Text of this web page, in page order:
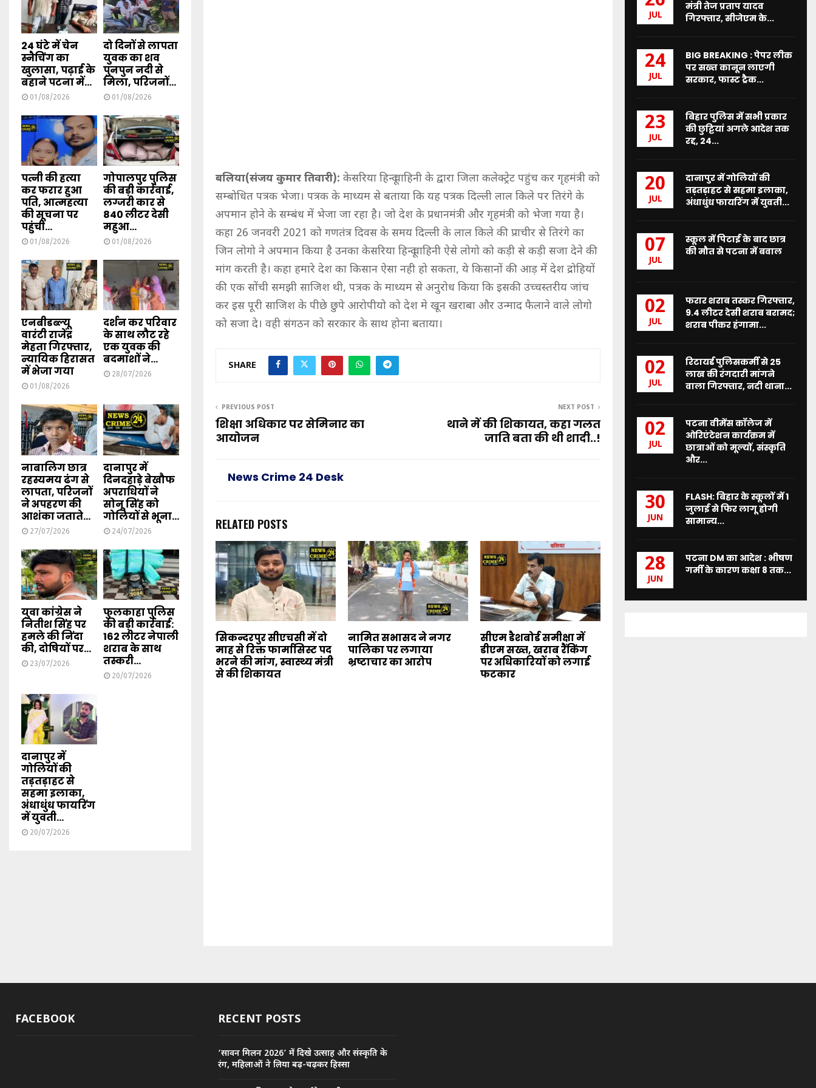
बलिया(संजय कुमार तिवारी): केसरिया हिन्दू वाहिनी के द्वारा जिला कलेक्ट्रेट पहुंच कर गृहमंत्री को
सम्बोधित पत्रक भेजा। पत्रक के माध्यम से बताया कि यह पत्रक दिल्ली लाल किले पर तिरंगे के
अपमान होने के सम्बंध में भेजा जा रहा है। जो देश के प्रधानमंत्री और गृहमंत्री को भेजा गया है।
कहा 26 जनवरी 2021 को गणतंत्र दिवस के समय दिल्ली के लाल किले की प्राचीर से तिरंगे का
जिन लोगो ने अपमान किया है उनका केसरिया हिन्दू वाहिनी ऐसे लोगो को कड़ी से कड़ी सजा देने की
मांग करती है। कहा हमारे देश का किसान ऐसा नही हो सकता, ये किसानों की आड़ में देश द्रोहियों
की एक सोंची समझी साजिश थी, पत्रक के माध्यम से अनुरोध किया कि इसकी उच्चस्तरीय जांच
कर इस पूरी साजिश के पीछे छुपे आरोपीयो को देश मे खून खराबा और उन्माद फैलाने वाले लोगो
को सजा दे। वही संगठन को सरकार के साथ होना बताया।
SHARE
PREVIOUS POST
शिक्षा अधिकार पर सेमिनार का
आयोजन
NEXT POST
थाने में की शिकायत, कहा गलत
जाति बता की थी शादी..!
News Crime 24 Desk
RELATED POSTS
सिकन्दरपुर सीएचसी में दो
माह से रिक्त फार्मासिस्ट पद
भरने की मांग, स्वास्थ्य मंत्री
से की शिकायत
नामित सभासद ने नगर
पालिका पर लगाया
भ्रष्टाचार का आरोप
सीएम डैशबोर्ड समीक्षा में
डीएम सख्त, खराब रैंकिंग
पर अधिकारियों को लगाई
फटकार
24 घंटे में चेन
स्नैचिंग का
खुलासा, पढ़ाई के
बहाने पटना में...
01/08/2026
दो दिनों से लापता
युवक का शव
पुनपुन नदी से
मिला, परिजनों...
01/08/2026
पत्नी की हत्या
कर फरार हुआ
पति, आत्महत्या
की सूचना पर
पहुंची...
01/08/2026
गोपालपुर पुलिस
की बड़ी कार्रवाई,
लग्जरी कार से
840 लीटर देसी
महुआ...
01/08/2026
एनबीडब्ल्यू
वारंटी राजेंद्र
मेहता गिरफ्तार,
न्यायिक हिरासत
में भेजा गया
01/08/2026
दर्शन कर परिवार
के साथ लौट रहे
एक युवक की
बदमाशों ने...
28/07/2026
नाबालिग छात्र
रहस्यमय ढंग से
लापता, परिजनों
ने अपहरण की
आशंका जताते...
27/07/2026
दानापुर में
दिनदहाड़े बेखौफ
अपराधियों ने
सोनू सिंह को
गोलियों से भूना...
24/07/2026
युवा कांग्रेस ने
नितीश सिंह पर
हमले की निंदा
की, दोषियों पर...
23/07/2026
फुलकाहा पुलिस
की बड़ी कार्रवाई:
162 लीटर नेपाली
शराब के साथ
तस्करी...
20/07/2026
दानापुर में
गोलियों की
तड़तड़ाहट से
सहमा इलाका,
अंधाधुंध फायरिंग
में युवती...
20/07/2026
JUL
मंत्री तेज प्रताप यादव
गिरफ्तार, सीजेएम के...
24
JUL
BIG BREAKING : पेपर लीक
पर सख्त कानून लाएगी
सरकार, फास्ट ट्रैक...
23
JUL
बिहार पुलिस में सभी प्रकार
की छुट्टियां अगले आदेश तक
रद्द, 24...
20
JUL
दानापुर में गोलियों की
तड़तड़ाहट से सहमा इलाका,
अंधाधुंध फायरिंग में युवती...
07
JUL
स्कूल में पिटाई के बाद छात्र
की मौत से पटना में बवाल
02
JUL
फरार शराब तस्कर गिरफ्तार,
9.4 लीटर देसी शराब बरामद;
शराब पीकर हंगामा...
02
JUL
रिटायर्ड पुलिसकर्मी से 25
लाख की रंगदारी मांगने
वाला गिरफ्तार, नदी थाना...
02
JUL
पटना वीमेंस कॉलेज में
ओरिएंटेशन कार्यक्रम में
छात्राओं को मूल्यों, संस्कृति
और...
30
JUN
FLASH: बिहार के स्कूलों में 1
जुलाई से फिर लागू होगी
सामान्य...
28
JUN
पटना DM का आदेश : भीषण
गर्मी के कारण कक्षा 8 तक...
FACEBOOK RECENT POSTS
‘सावन मिलन 2026’ में दिखे उत्साह और संस्कृति के
रंग, महिलाओं ने लिया बढ़-चढ़कर हिस्सा